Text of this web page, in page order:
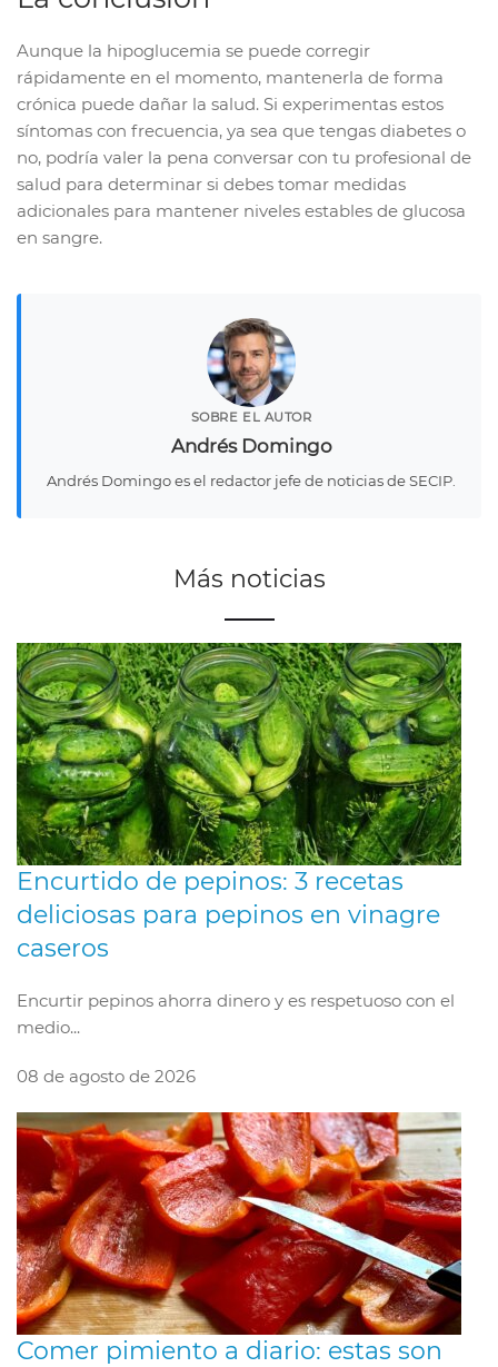
Aunque la hipoglucemia se puede corregir
rápidamente en el momento, mantenerla de forma
crónica puede dañar la salud. Si experimentas estos
síntomas con frecuencia, ya sea que tengas diabetes o
no, podría valer la pena conversar con tu profesional de
salud para determinar si debes tomar medidas
adicionales para mantener niveles estables de glucosa
en sangre.
SOBRE EL AUTOR
Andrés Domingo
Andrés Domingo es el redactor jefe de noticias de SECIP.
Más noticias
Encurtido de pepinos: 3 recetas
deliciosas para pepinos en vinagre
caseros
Encurtir pepinos ahorra dinero y es respetuoso con el
medio...
08 de agosto de 2026
Comer pimiento a diario: estas son